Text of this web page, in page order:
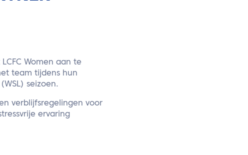
Women aan te
team tijdens hun
seizoen.
verblijfsregelingen voor
ervaring